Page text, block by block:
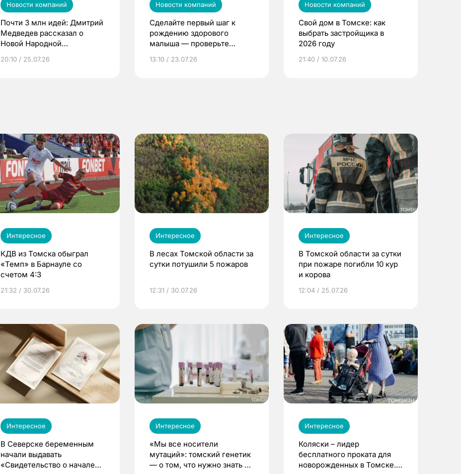
Новости компаний
Почти 3 млн идей: Дмитрий
Медведев рассказал о
Новой Народной
20:10 / 25.07.26
Новости компаний
Сделайте первый шаг к
рождению здорового
малыша — проверьте
по ОМС!
13:10 / 23.07.26
Новости компаний
Свой дом в Томске: как
выбрать застройщика в
2026 году
21:40 / 10.07.26
Интересное
КДВ из Томска обыграл
«Темп» в Барнауле со
счетом 4:3
21:32 / 30.07.26
Интересное
В лесах Томской области за
сутки потушили 5 пожаров
12:31 / 30.07.26
Интересное
В Томской области за сутки
при пожаре погибли 10 кур
и корова
12:04 / 25.07.26
Интересное
В Северске беременным
начали выдавать
«Свидетельство о начале
Интересное
«Мы все носители
мутаций»: томский генетик
— о том, что нужно знать до
Интересное
Коляски – лидер
бесплатного проката для
новорожденных в Томске.